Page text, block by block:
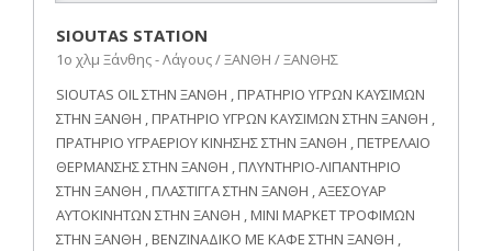
SIOUTAS STATION
1ο χλμ Ξάνθης - Λάγους / ΞΑΝΘΗ / ΞΑΝΘΗΣ
SIOUTAS OIL ΣΤΗΝ ΞΑΝΘΗ , ΠΡΑΤΗΡΙΟ ΥΓΡΩΝ ΚΑΥΣΙΜΩΝ
ΣΤΗN ΞΑΝΘΗ , ΠΡΑΤΗΡΙΟ ΥΓΡΩΝ ΚΑΥΣΙΜΩΝ ΣΤΗN ΞΑΝΘΗ ,
ΠΡΑΤΗΡΙΟ ΥΓΡΑΕΡΙΟΥ ΚΙΝΗΣΗΣ ΣΤΗN ΞΑΝΘΗ , ΠΕΤΡΕΛΑΙΟ
ΘΕΡΜΑΝΣΗΣ ΣΤΗN ΞΑΝΘΗ , ΠΛΥΝΤΗΡΙΟ-ΛΙΠΑΝΤΗΡΙΟ
ΣΤΗN ΞΑΝΘΗ , ΠΛΑΣΤΙΓΓΑ ΣΤΗN ΞΑΝΘΗ , ΑΞΕΣΟΥΑΡ
ΑΥΤΟΚΙΝΗΤΩΝ ΣΤΗΝ ΞΑΝΘΗ , ΜΙΝΙ ΜΑΡΚΕΤ ΤΡΟΦΙΜΩΝ
ΣΤΗΝ ΞΑΝΘΗ , ΒΕΝΖΙΝΑΔΙΚΟ ΜΕ ΚΑΦΕ ΣΤΗΝ ΞΑΝΘΗ ,